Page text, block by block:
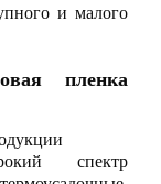
и малого
пленка
спектр